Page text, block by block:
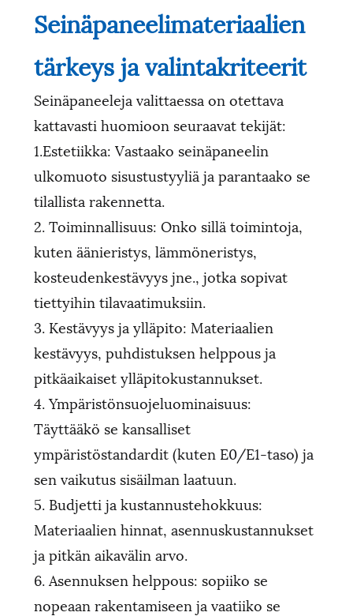
Seinäpaneelimateriaalien
tärkeys ja valintakriteerit
Seinäpaneeleja valittaessa on otettava
kattavasti huomioon seuraavat tekijät:
1.Estetiikka: Vastaako seinäpaneelin
ulkomuoto sisustustyyliä ja parantaako se
tilallista rakennetta.
2. Toiminnallisuus: Onko sillä toimintoja,
kuten äänieristys, lämmöneristys,
kosteudenkestävyys jne., jotka sopivat
tiettyihin tilavaatimuksiin.
3. Kestävyys ja ylläpito: Materiaalien
kestävyys, puhdistuksen helppous ja
pitkäaikaiset ylläpitokustannukset.
4. Ympäristönsuojeluominaisuus:
Täyttääkö se kansalliset
ympäristöstandardit (kuten E0/E1-taso) ja
sen vaikutus sisäilman laatuun.
5. Budjetti ja kustannustehokkuus:
Materiaalien hinnat, asennuskustannukset
ja pitkän aikavälin arvo.
6. Asennuksen helppous: sopiiko se
nopeaan rakentamiseen ja vaatiiko se